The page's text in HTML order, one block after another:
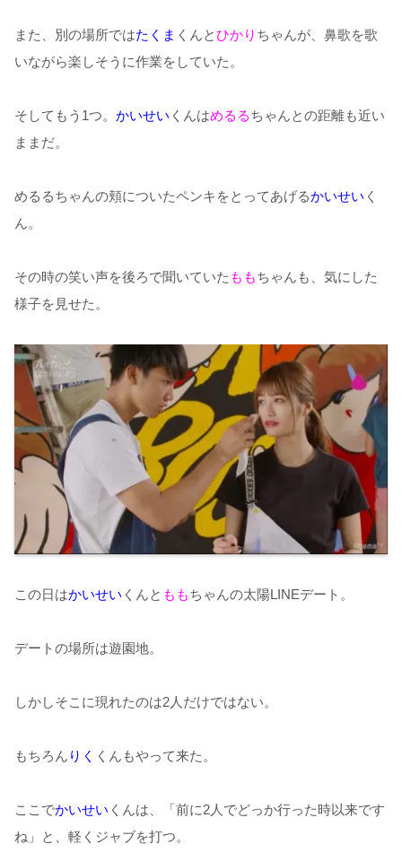
また、別の場所ではたくま くんとひかり ちゃんが、鼻歌を歌
いながら楽しそうに作業をしていた。
そしてもう1つ。 かいせい くんはめるるちゃんとの距離も近い
ままだ。
めるるちゃんの頬についたペンキをとってあげるかいせい く
ん。
その時の笑い声を後ろで聞いていた ももちゃんも、気にした
様子を見せた。
この日はかいせい くんと ももちゃんの太陽LINEデート。
デートの場所は遊園地。
しかしそこに現れたのは2人だけではない。
もちろん りく くんもやって来た。
ここでかいせい くんは、「前に2人でどっか行った時以来です
ね」と、軽くジャブを打つ。